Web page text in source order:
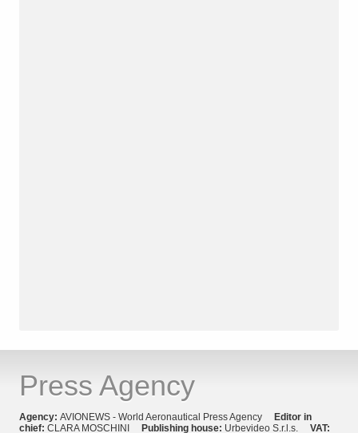
Press Agency
Agency: AVIONEWS - World Aeronautical Press Agency Editor in
chief: CLARA MOSCHINI Publishing house: Urbevideo S.r.l.s. VAT: